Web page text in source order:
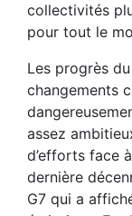
collectivités
pour tout le
Les progrès
changements
assez
d’efforts face
dernière
G7 qui a